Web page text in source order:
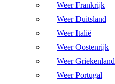
Weer Frankrijk
Weer Duitsland
Weer Italië
Weer Oostenrijk
Weer Griekenland
Weer Portugal